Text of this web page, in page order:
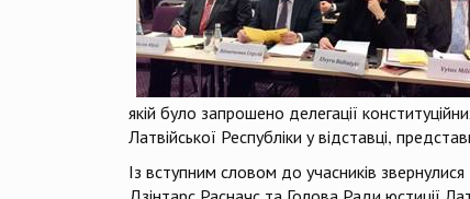
якій було запрошено делегації
Латвійської Республіки у відставці,
Із вступним словом до учасників звернулися